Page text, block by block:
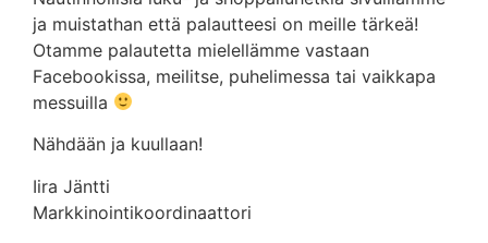
ja muistathan että palautteesi on meille tärkeä!
Otamme palautetta mielellämme vastaan
Facebookissa, meilitse, puhelimessa tai vaikkapa
messuilla
Nähdään ja kuullaan!
Iira Jäntti
Markkinointikoordinaattori